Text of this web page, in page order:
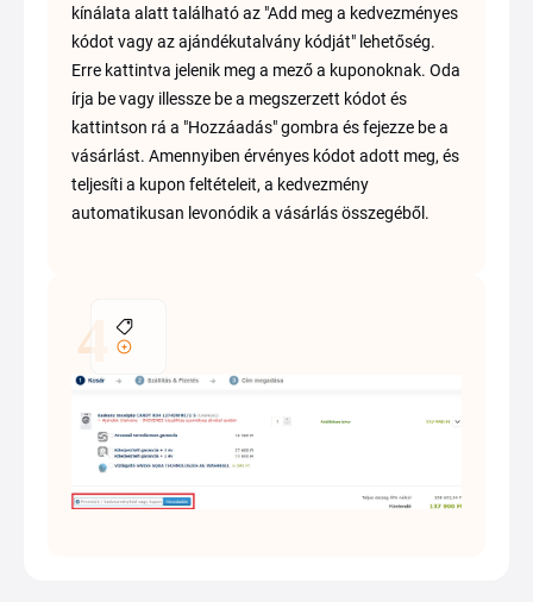
kínálata alatt található az "Add meg a kedvezményes
kódot vagy az ajándékutalvány kódját" lehetőség.
Erre kattintva jelenik meg a mező a kuponoknak. Oda
írja be vagy illessze be a megszerzett kódot és
kattintson rá a "Hozzáadás" gombra és fejezze be a
vásárlást. Amennyiben érvényes kódot adott meg, és
teljesíti a kupon feltételeit, a kedvezmény
automatikusan levonódik a vásárlás összegéből.